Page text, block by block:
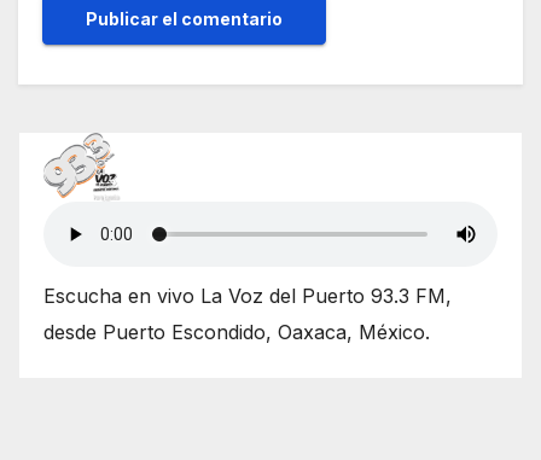
Escucha en vivo La Voz del Puerto 93.3 FM,
desde Puerto Escondido, Oaxaca, México.